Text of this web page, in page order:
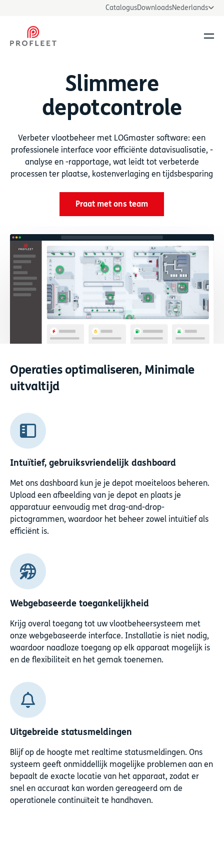
CatalogusDownloadsNederlands
Slimmere
depotcontrole
Verbeter vlootbeheer met LOGmaster software: een
professionele interface voor efficiënte datavisualisatie, -
analyse en -rapportage, wat leidt tot verbeterde
processen ter plaatse, kostenverlaging en tijdsbesparing
Praat met ons team
Operaties optimaliseren, Minimale
uitvaltijd
Intuïtief, gebruiksvriendelijk dashboard
Met ons dashboard kun je je depot moeiteloos beheren.
Upload een afbeelding van je depot en plaats je
apparatuur eenvoudig met drag-and-drop-
pictogrammen, waardoor het beheer zowel intuïtief als
efficiënt is.
Webgebaseerde toegankelijkheid
Krijg overal toegang tot uw vlootbeheersysteem met
onze webgebaseerde interface. Installatie is niet nodig,
waardoor naadloze toegang op elk apparaat mogelijk is
en de flexibiliteit en het gemak toenemen.
Uitgebreide statusmeldingen
Blijf op de hoogte met realtime statusmeldingen. Ons
systeem geeft onmiddellijk mogelijke problemen aan en
bepaalt de exacte locatie van het apparaat, zodat er
snel en accuraat kan worden gereageerd om de
operationele continuïteit te handhaven.